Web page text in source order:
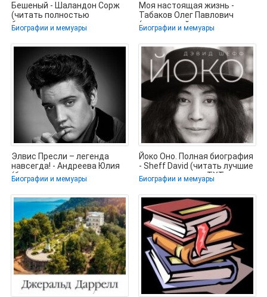
Бешеный - Шаландон Сорж
(читать полностью
бесплатно хорошие книги
TXT, FB2) 📗
Биографии и мемуары
Моя настоящая жизнь -
Табаков Олег Павлович
(книги онлайн полные
версии .txt,
Биографии и мемуары
Элвис Пресли – легенда
навсегда! - Андреева Юлия
(бесплатные полные книги
.TXT,
Биографии и мемуары
Йоко Оно. Полная биография
- Sheff David (читать лучшие
читаемые книги .TXT,
Биографии и мемуары